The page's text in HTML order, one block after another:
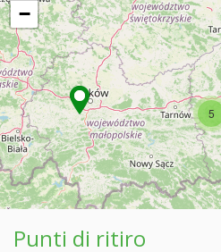
5
−
Punti di ritiro